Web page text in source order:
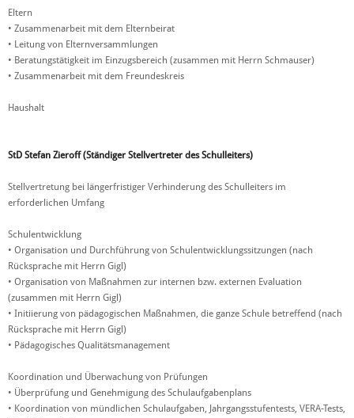
Eltern
• Zusammenarbeit mit dem Elternbeirat
• Leitung von Elternversammlungen
• Beratungstätigkeit im Einzugsbereich (zusammen mit Herrn Schmauser)
• Zusammenarbeit mit dem Freundeskreis
Haushalt
StD Stefan Zieroff (Ständiger Stellvertreter des Schulleiters)
Stellvertretung bei längerfristiger Verhinderung des Schulleiters im
erforderlichen Umfang
Schulentwicklung
• Organisation und Durchführung von Schulentwicklungssitzungen (nach
Rücksprache mit Herrn Gigl)
• Organisation von Maßnahmen zur internen bzw. externen Evaluation
(zusammen mit Herrn Gigl)
• Initiierung von pädagogischen Maßnahmen, die ganze Schule betreffend (nach
Rücksprache mit Herrn Gigl)
• Pädagogisches Qualitätsmanagement
Koordination und Überwachung von Prüfungen
• Überprüfung und Genehmigung des Schulaufgabenplans
• Koordination von mündlichen Schulaufgaben, Jahrgangsstufentests, VERA-Tests,